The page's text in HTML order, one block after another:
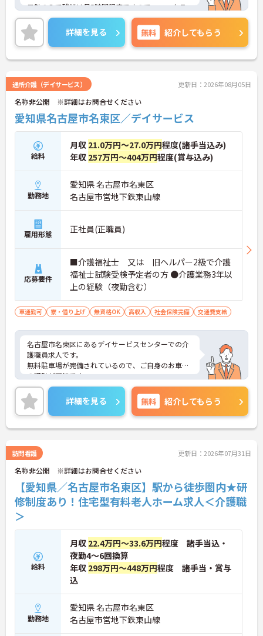
日勤のみで残業は月5時間程度ですので、ワークラ
イフバランスの実現が目指せる環境です。
ご興味のある方には、面接対策ポイントなど、さら
に詳細をお話しいたしますのでお気軽にご相談くだ
さい！
詳細を見る 無料 紹介してもらう
通所介護（デイサービス） 更新日：2026年08月05日
名称非公開 ※詳細はお問合せください
愛知県名古屋市名東区／デイサービス
給料
月収 21.0万円～27.0万円程度(諸手当込み)
年収 257万円～404万円程度(賞与込み)
勤務地
愛知県 名古屋市名東区
名古屋市営地下鉄東山線
雇用形態 正社員(正職員)
応募要件
■介護福祉士 又は 旧ヘルパー2級で介護
福祉士試験受検予定者の方 ●介護業務3年以
上の経験（夜勤含む）
車通勤可 寮・借り上げ 無資格OK 高収入 社会保険完備 交通費支給
名古屋市名東区にあるデイサービスセンターでの介
護職員求人です。
無料駐車場が完備されているので、ご自身のお車で
の通勤が可能です。
ご興味のある方はお気軽にお問い合わせ下さいま
せ。
詳細を見る 無料 紹介してもらう
訪問看護 更新日：2026年07月31日
名称非公開 ※詳細はお問合せください
【愛知県／名古屋市名東区】駅から徒歩圏内★研
修制度あり！住宅型有料老人ホーム求人＜介護職
＞
給料
月収 22.4万円～33.6万円程度 諸手当込・
夜勤4～6回換算
年収 298万円～448万円程度 諸手当・賞与
込
勤務地
愛知県 名古屋市名東区
名古屋市営地下鉄東山線